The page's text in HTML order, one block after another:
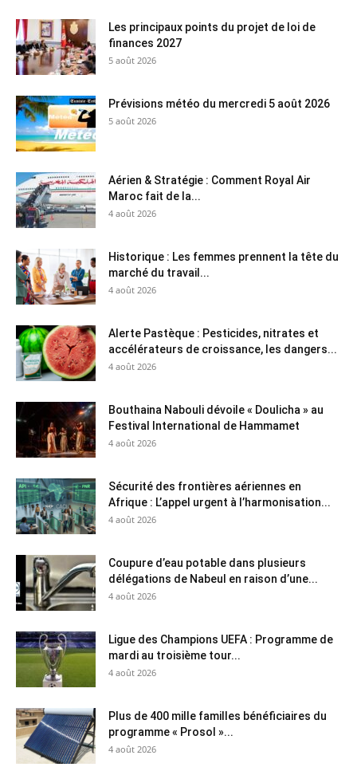
Les principaux points du projet de loi de
finances 2027
5 août 2026
Prévisions météo du mercredi 5 août 2026
5 août 2026
Aérien & Stratégie : Comment Royal Air
Maroc fait de la...
4 août 2026
Historique : Les femmes prennent la tête du
marché du travail...
4 août 2026
Alerte Pastèque : Pesticides, nitrates et
accélérateurs de croissance, les dangers...
4 août 2026
Bouthaina Nabouli dévoile « Doulicha » au
Festival International de Hammamet
4 août 2026
Sécurité des frontières aériennes en
Afrique : L’appel urgent à l’harmonisation...
4 août 2026
Coupure d’eau potable dans plusieurs
délégations de Nabeul en raison d’une...
4 août 2026
Ligue des Champions UEFA : Programme de
mardi au troisième tour...
4 août 2026
Plus de 400 mille familles bénéficiaires du
programme « Prosol »...
4 août 2026